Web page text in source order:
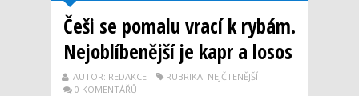
Češi se pomalu vrací k rybám.
Nejoblíbenější je kapr a losos
AUTOR: REDAKCE
RUBRIKA: NEJČTENĚJŠÍ
0 KOMENTÁŘŮ